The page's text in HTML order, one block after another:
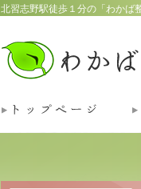
北習志野駅徒歩１分の「わかば